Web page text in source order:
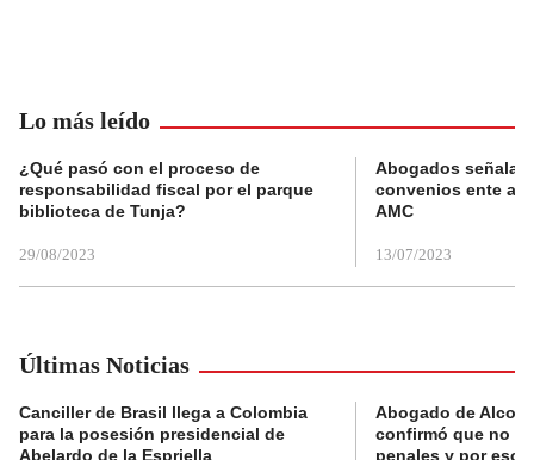
Lo más leído
¿Qué pasó con el proceso de
responsabilidad fiscal por el parque
biblioteca de Tunja?
29/08/2023
Abogados
convenios ente
AMC
13/07/2023
Últimas Noticias
Canciller de Brasil llega a Colombia
para la posesión presidencial de
Abelardo de la Espriella
Abogado de
confirmó que no
penales y por eso